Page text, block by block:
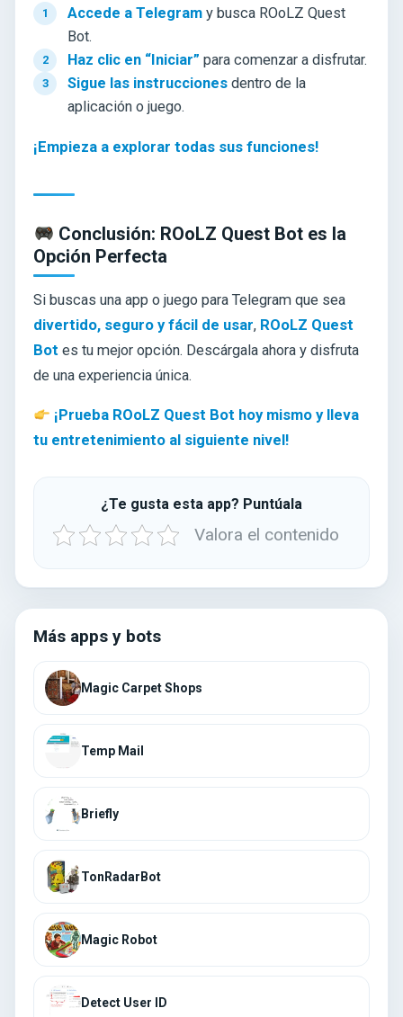
Accede a Telegram y busca ROoLZ Quest
Bot.
Haz clic en “Iniciar” para comenzar a disfrutar.
Sigue las instrucciones dentro de la
aplicación o juego.
¡Empieza a explorar todas sus funciones!
Conclusión: ROoLZ Quest Bot es la
Opción Perfecta
Si buscas una app o juego para Telegram que sea
divertido, seguro y fácil de usar, ROoLZ Quest
Bot es tu mejor opción. Descárgala ahora y disfruta
de una experiencia única.
¡Prueba ROoLZ Quest Bot hoy mismo y lleva
tu entretenimiento al siguiente nivel!
¿Te gusta esta app? Puntúala
Valora el contenido
Más apps y bots
Magic Carpet Shops
Temp Mail
Briefly
TonRadarBot
Magic Robot
Detect User ID